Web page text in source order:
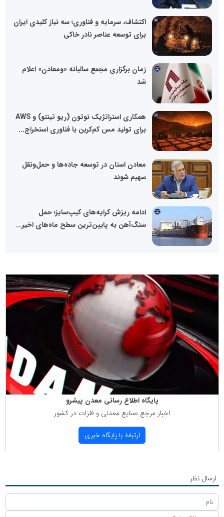
اکتشاف، سرمایه و فناوری؛ سه نیاز کلیدی ایران
برای توسعه عناصر نادر خاکی
زمان برگزاری مجمع سالیانه «ومعادن» اعلام
شد
همکاری استراتژیک نوتون (ریو تینتو) و AWS
برای تولید مس کم‌کربن با فناوری استخراج...
معادن استان در توسعه جاده‌ها و حمل‌ونقل
سهیم شوند
ادامه ریزش کرایه‌های کیپ‌سایز؛ حمل
سنگ‌آهن به پایین‌ترین سطح ماه‌های اخیر...
پایگاه اطلاع رسانی معدن پیشرو
اخبار مرجع صنایع معدنی و فلزات در كشور
ارتباط با پایگاه خبری
ارسال نظر